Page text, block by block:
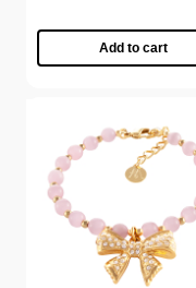
Add to cart